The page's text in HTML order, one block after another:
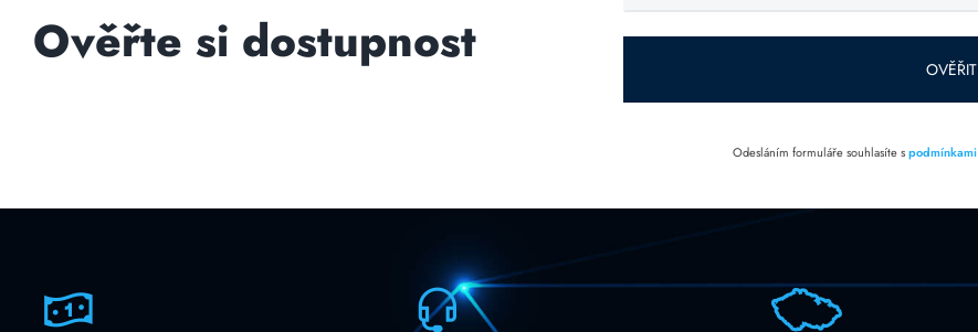
Ověřte si dostupnost
toto pole
prázdné.
OVĚŘIT
Odesláním formuláře souhlasíte spodmínkami